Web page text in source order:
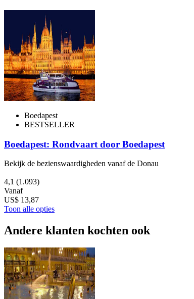
Boedapest
BESTSELLER
Boedapest: Rondvaart door Boedapest
Bekijk de bezienswaardigheden vanaf de Donau
4,1 (1.093)
Vanaf
US$ 13,87
Toon alle opties
Andere klanten kochten ook